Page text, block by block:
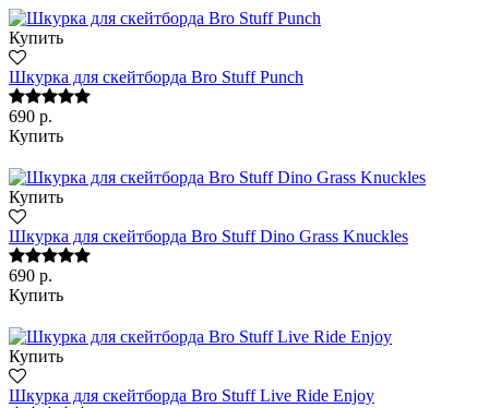
Купить
Шкурка для скейтборда Bro Stuff Punch
690 р.
Купить
Купить
Шкурка для скейтборда Bro Stuff Dino Grass Knuckles
690 р.
Купить
Купить
Шкурка для скейтборда Bro Stuff Live Ride Enjoy